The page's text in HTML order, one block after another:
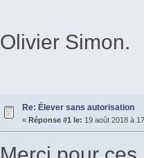
Olivier Simon.
Re: Élever sans autorisation
« Réponse #1 le: 19 août 2018 à